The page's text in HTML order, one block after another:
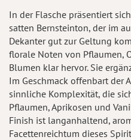
In der Flasche präsentiert
satten Bernsteinton, der im
Dekanter gut zur Geltung
florale Noten von Pflaumen,
Blumen klar hervor. Sie
Im Geschmack offenbart der
sinnliche Komplexität, die
Pflaumen, Aprikosen und
Finish ist langanhaltend,
Facettenreichtum dieses